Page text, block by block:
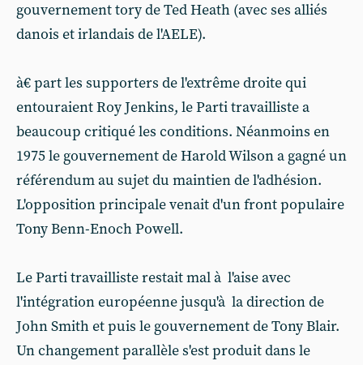
gouvernement tory de Ted Heath (avec ses alliés
danois et irlandais de l'AELE).
à€ part les supporters de l'extrême droite qui
entouraient Roy Jenkins, le Parti travailliste a
beaucoup critiqué les conditions. Néanmoins en
1975 le gouvernement de Harold Wilson a gagné un
référendum au sujet du maintien de l'adhésion.
L'opposition principale venait d'un front populaire
Tony Benn-Enoch Powell.
Le Parti travailliste restait mal à l'aise avec
l'intégration européenne jusqu'à la direction de
John Smith et puis le gouvernement de Tony Blair.
Un changement parallèle s'est produit dans le